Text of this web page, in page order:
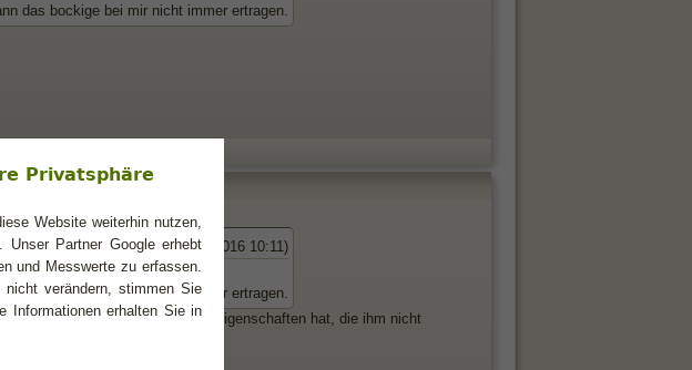
das bockige bei mir nicht immer ertragen.
(04.05.2016 10:11)
das bockige bei mir nicht immer ertragen.
also jeder Mensch Eigenschaften hat, die ihm nicht
Privatsphäre
Website weiterhin nutzen,
Partner Google erhebt
und Messwerte zu erfassen.
nicht verändern, stimmen Sie
Informationen erhalten Sie in